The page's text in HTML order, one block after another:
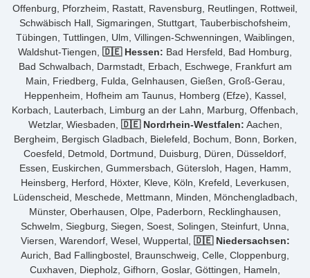
Offenburg, Pforzheim, Rastatt, Ravensburg, Reutlingen, Rottweil,
Schwäbisch Hall, Sigmaringen, Stuttgart, Tauberbischofsheim,
Tübingen, Tuttlingen, Ulm, Villingen-Schwenningen, Waiblingen,
Waldshut-Tiengen, 🇩🇪 Hessen: Bad Hersfeld, Bad Homburg,
Bad Schwalbach, Darmstadt, Erbach, Eschwege, Frankfurt am
Main, Friedberg, Fulda, Gelnhausen, Gießen, Groß-Gerau,
Heppenheim, Hofheim am Taunus, Homberg (Efze), Kassel,
Korbach, Lauterbach, Limburg an der Lahn, Marburg, Offenbach,
Wetzlar, Wiesbaden, 🇩🇪 Nordrhein-Westfalen: Aachen,
Bergheim, Bergisch Gladbach, Bielefeld, Bochum, Bonn, Borken,
Coesfeld, Detmold, Dortmund, Duisburg, Düren, Düsseldorf,
Essen, Euskirchen, Gummersbach, Gütersloh, Hagen, Hamm,
Heinsberg, Herford, Höxter, Kleve, Köln, Krefeld, Leverkusen,
Lüdenscheid, Meschede, Mettmann, Minden, Mönchengladbach,
Münster, Oberhausen, Olpe, Paderborn, Recklinghausen,
Schwelm, Siegburg, Siegen, Soest, Solingen, Steinfurt, Unna,
Viersen, Warendorf, Wesel, Wuppertal, 🇩🇪 Niedersachsen:
Aurich, Bad Fallingbostel, Braunschweig, Celle, Cloppenburg,
Cuxhaven, Diepholz, Gifhorn, Goslar, Göttingen, Hameln,